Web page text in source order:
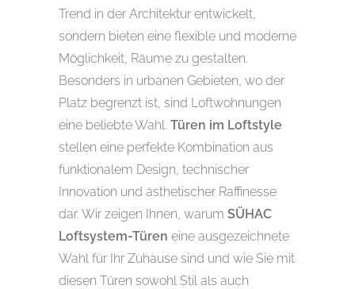
Trend in der Architektur entwickelt,
sondern bieten eine flexible und moderne
Möglichkeit, Räume zu gestalten.
Besonders in urbanen Gebieten, wo der
Platz begrenzt ist, sind Loftwohnungen
eine beliebte Wahl. Türen im Loftstyle
stellen eine perfekte Kombination aus
funktionalem Design, technischer
Innovation und ästhetischer Raffinesse
dar. Wir zeigen Ihnen, warum SÜHAC
Loftsystem-Türen eine ausgezeichnete
Wahl für Ihr Zuhause sind und wie Sie mit
diesen Türen sowohl Stil als auch